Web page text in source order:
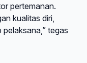
pertemanan.
kualitas diri,
tegas